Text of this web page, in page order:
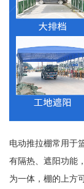
电动推拉棚常用于
有隔热、遮阳功能
为一体，棚的上方